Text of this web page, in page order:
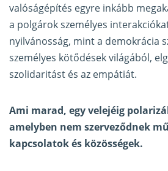
valóságépítés egyre inkább
a polgárok személyes
nyilvánosság, mint a demokrácia
személyes kötődések világából,
szolidaritást és az empátiát.
Ami marad, egy velejéig
amelyben nem szerveződnek
kapcsolatok és közösségek.